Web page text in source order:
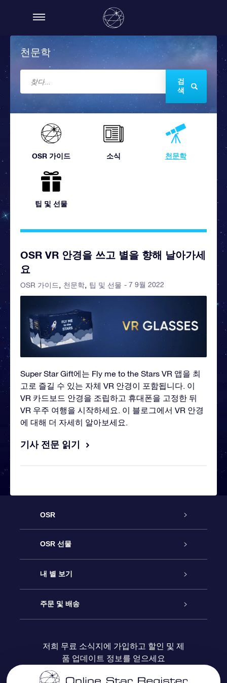
천문학
검
색
OSR 가이드 소식 천문학
팁 및 선물
OSR VR 안경을 쓰고 별을 향해 날아가세
요
OSR 가이드 천문학 팁 및 선물 - 7 9월 2022
Super Star Gift에는 Fly me to the Stars VR 앱을 최
고로 즐길 수 있는 자체 VR 안경이 포함됩니다. 이
VR 카드보드 안경을 조립하고 휴대폰을 고정한 뒤
VR 우주 여행을 시작하세요. 이 블로그에서 VR 안경
에 대해 더 자세히 알아보세요.
기사 전문 읽기
OSR
고객 서비스
연락처
블로그
OSR 선물
온라인 별 선물
OSR 선물 팩
OSR 상품권
내 별 보기
Star Register
맞춤 별 페이지
주문 및 배송
결제 정보
저희 무료 소식지에 가입하고 할인 및 제
품 업데이트 정보를 얻으세요